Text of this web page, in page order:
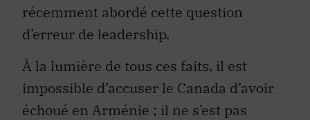
récemment abordé cette question
d’erreur de leadership.
À la lumière de tous ces faits, il est
impossible d’accuser le Canada d’avoir
échoué en Arménie ; il ne s’est pas